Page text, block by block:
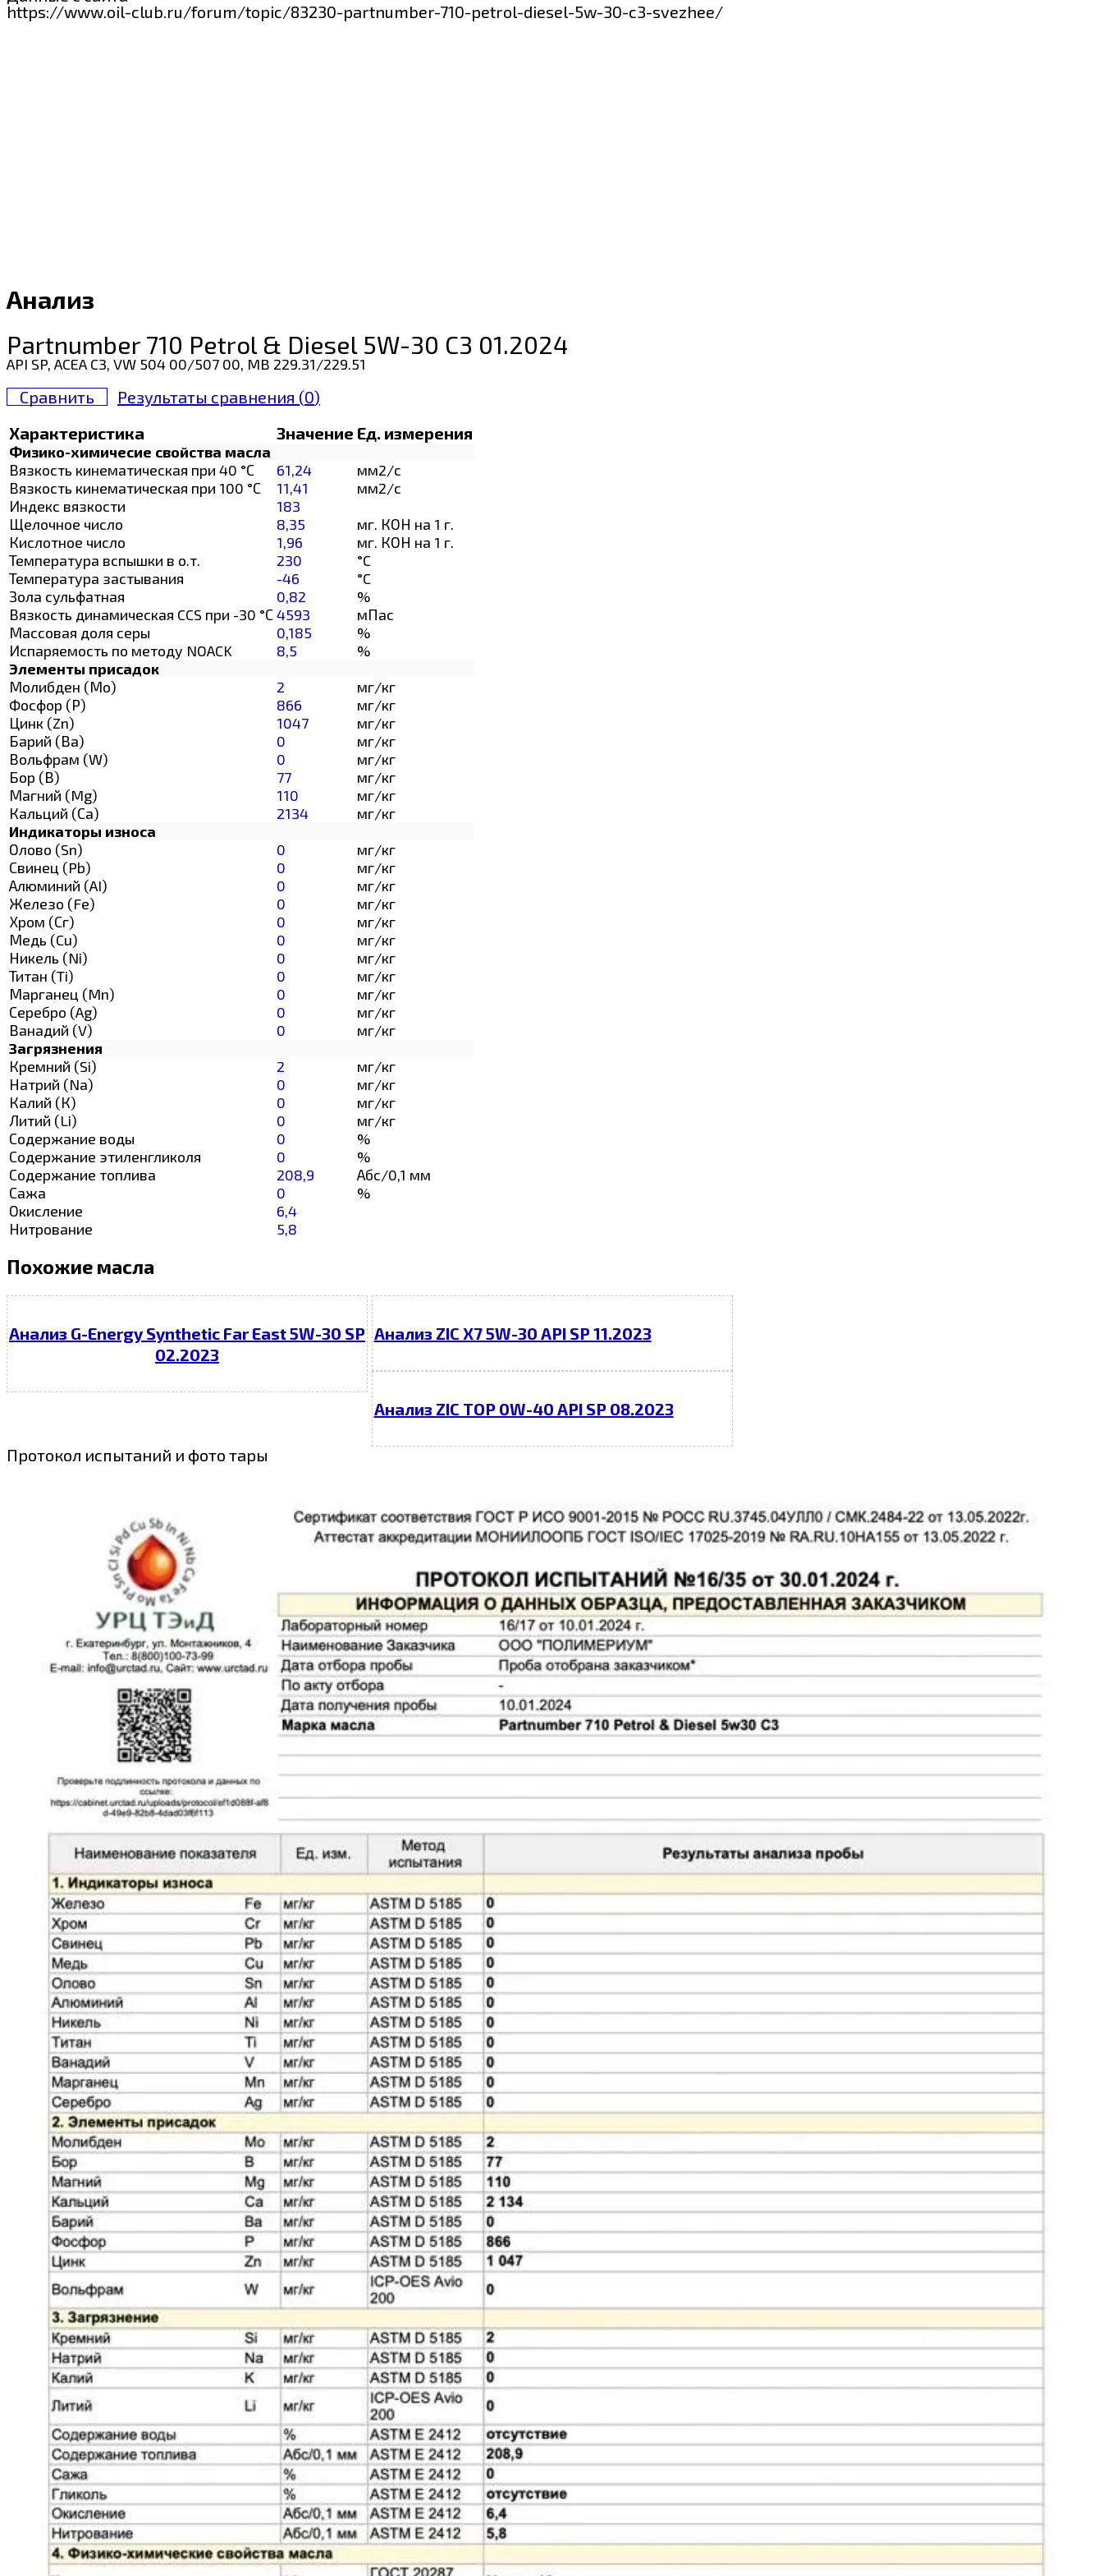
https://www.oil-club.ru/forum/topic/83230-partnumber-710-petrol-diesel-5w-30-c3-svezhee/
Анализ
Partnumber 710 Petrol & Diesel 5W-30 C3 01.2024
API SP, ACEA C3, VW 504 00/507 00, MB 229.31/229.51
Сравнить Результаты сравнения (0)
Характеристика
Значение Ед. измерения
Физико-химичесие свойства масла
Вязкость кинематическая при 40 °С
61,24
мм2/с
Вязкость кинематическая при 100 °С
11,41
мм2/с
Индекс вязкости
183
Щелочное число
8,35
мг. КОН на 1 г.
Кислотное число
1,96
мг. КОН на 1 г.
Температура вспышки в о.т.
230
°C
Температура застывания
-46
°C
Зола сульфатная
0,82
%
Вязкость динамическая CCS при -30 °С4593
мПас
Массовая доля серы
0,185
%
Испаряемость по методу NOACK
8,5
%
Элементы присадок
Молибден (Мо)
2
мг/кг
Фосфор (Р)
866
мг/кг
Цинк (Zn)
1047
мг/кг
Барий (Ва)
0
мг/кг
Вольфрам (W)
0
мг/кг
Бор (В)
77
мг/кг
Магний (Mg)
110
мг/кг
Кальций (Са)
2134
мг/кг
Индикаторы износа
Олово (Sn)
0
мг/кг
Свинец (Pb)
0
мг/кг
Алюминий (AI)
0
мг/кг
Железо (Fe)
0
мг/кг
Хром (Сг)
0
мг/кг
Медь (Cu)
0
мг/кг
Никель (Ni)
0
мг/кг
Титан (Ti)
0
мг/кг
Марганец (Mn)
0
мг/кг
Серебро (Ag)
0
мг/кг
Ванадий (V)
0
мг/кг
Загрязнения
Кремний (Si)
2
мг/кг
Натрий (Na)
0
мг/кг
Калий (К)
0
мг/кг
Литий (Li)
0
мг/кг
Содержание воды
0
%
Содержание этиленгликоля
0
%
Содержание топлива
208,9
Абс/0,1 мм
Сажа
0
%
Окисление
6,4
Нитрование
5,8
Похожие масла
Анализ G-Energy Synthetic Far East 5W-30 SP
02.2023
Анализ ZIC X7 5W-30 API SP 11.2023
Анализ ZIC TOP 0W-40 API SP 08.2023
Протокол испытаний и фото тары